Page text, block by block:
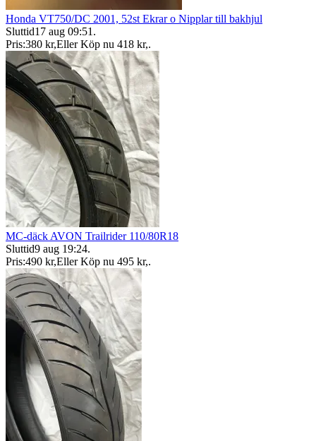
Honda VT750/DC 2001, 52st Ekrar o Nipplar till bakhjul
Sluttid17 aug 09:51 .
Pris:380 kr,Eller Köp nu 418 kr,.
MC-däck AVON Trailrider 110/80R18
Sluttid9 aug 19:24.
Pris:490 kr,Eller Köp nu 495 kr,.